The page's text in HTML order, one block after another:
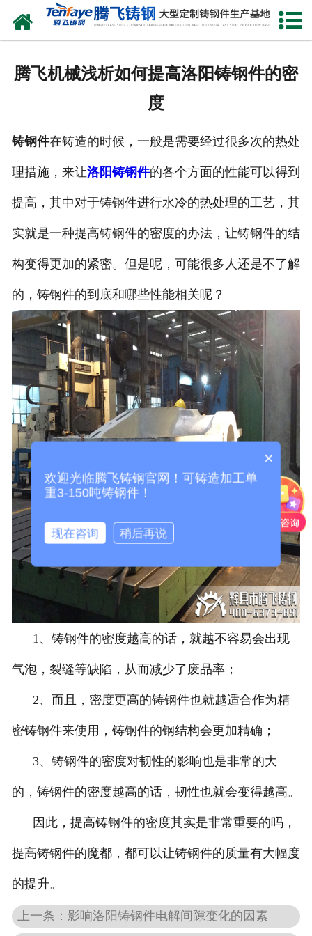
网站首页
生产能力
联系我们
腾飞机械浅析如何提高洛阳铸钢件的密
度
铸钢件在铸造的时候，一般是需要经过很多次的热处
理措施，来让洛阳铸钢件的各个方面的性能可以得到
提高，其中对于铸钢件进行水冷的热处理的工艺，其
实就是一种提高铸钢件的密度的办法，让铸钢件的结
构变得更加的紧密。但是呢，可能很多人还是不了解
的，铸钢件的到底和哪些性能相关呢？
1、铸钢件的密度越高的话，就越不容易会出现
气泡，裂缝等缺陷，从而减少了废品率；
2、而且，密度更高的铸钢件也就越适合作为精
密铸钢件来使用，铸钢件的钢结构会更加精确；
3、铸钢件的密度对韧性的影响也是非常的大
的，铸钢件的密度越高的话，韧性也就会变得越高。
因此，提高铸钢件的密度其实是非常重要的吗，
提高铸钢件的魔都，都可以让铸钢件的质量有大幅度
的提升。
上一条：影响洛阳铸钢件电解间隙变化的因素
×
欢迎光临腾飞铸钢官网！可铸造加工单
重3-150吨铸钢件！
现在咨询 稍后再说